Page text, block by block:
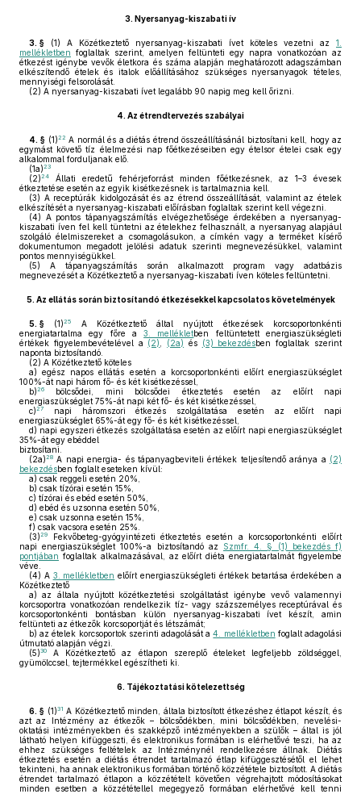
3. Nyersanyag-kiszabati ív
3. § (1) A Közétkeztető nyersanyag-kiszabati ívet köteles vezetni az 1.
mellékletben foglaltak szerint, amelyen feltünteti egy napra vonatkozóan az
étkezést igénybe vevők életkora és száma alapján meghatározott adagszámban
elkészítendő ételek és italok előállításához szükséges nyersanyagok tételes,
mennyiségi felsorolását.
(2) A nyersanyag-kiszabati ívet legalább 90 napig meg kell őrizni.
4. Az étrendtervezés szabályai
4. § (1)22 A normál és a diétás étrend összeállításánál biztosítani kell, hogy az
egymást követő tíz élelmezési nap főétkezéseiben egy ételsor ételei csak egy
alkalommal forduljanak elő.
(1a)23
(2)24
Állati eredetű fehérjeforrást minden főétkezésnek, az 1–3 évesek
étkeztetése esetén az egyik kisétkezésnek is tartalmaznia kell.
(3) A receptúrák kidolgozását és az étrend összeállítását, valamint az ételek
elkészítését a nyersanyag-kiszabati előírásban foglaltak szerint kell végezni.
(4) A pontos tápanyagszámítás elvégezhetősége érdekében a nyersanyag-
kiszabati íven fel kell tüntetni az ételekhez felhasznált, a nyersanyag alapjául
szolgáló élelmiszereket a csomagolásukon, a címkén vagy a terméket kísérő
dokumentumon megadott jelölési adatuk szerinti megnevezésükkel, valamint
pontos mennyiségükkel.
(5) A tápanyagszámítás során alkalmazott program vagy adatbázis
megnevezését a Közétkeztető a nyersanyag-kiszabati íven köteles feltüntetni.
5. Az ellátás során biztosítandó étkezésekkel kapcsolatos követelmények
5. § (1)25
A Közétkeztető által nyújtott étkezések korcsoportonkénti
energiatartalma egy főre a3. mellékletben feltüntetett energiaszükségleti
értékek figyelembevételével a (2) (2a) és (3) bekezdésben foglaltak szerint
naponta biztosítandó.
(2) A Közétkeztető köteles
a) egész napos ellátás esetén a korcsoportonkénti előírt energiaszükséglet
100%-át napi három fő- és két kisétkezéssel,
b)26
bölcsődei, mini bölcsődei étkeztetés esetén az előírt napi
energiaszükséglet 75%-át napi két fő- és két kisétkezéssel,
c)27
napi háromszori étkezés szolgáltatása esetén az előírt napi
energiaszükséglet 65%-át egy fő- és két kisétkezéssel,
d) napi egyszeri étkezés szolgáltatása esetén az előírt napi energiaszükséglet
35%-át egy ebéddel
biztosítani.
(2a)28 A napi energia- és tápanyagbeviteli értékek teljesítendő aránya a (2)
bekezdésben foglalt eseteken kívül:
a) csak reggeli esetén 20%,
b) csak tízórai esetén 15%,
c) tízórai és ebéd esetén 50%,
d) ebéd és uzsonna esetén 50%,
e) csak uzsonna esetén 15%,
f) csak vacsora esetén 25%.
(3)29
Fekvőbeteg-gyógyintézeti étkeztetés esetén a korcsoportonkénti előírt
napi energiaszükséglet 100%-a biztosítandó az Szmfr. 4. § (1) bekezdés f)
pontjában foglaltak alkalmazásával, az előírt diéta energiatartalmát figyelembe
véve.
(4) A 3. mellékletben előírt energiaszükségleti értékek betartása érdekében a
Közétkeztető
a) az általa nyújtott közétkeztetési szolgáltatást igénybe vevő valamennyi
korcsoportra vonatkozóan rendelkezik tíz- vagy százszemélyes receptúrával és
korcsoportonkénti bontásban külön nyersanyag-kiszabati ívet készít, amin
feltünteti az étkezők korcsoportját és létszámát;
b) az ételek korcsoportok szerinti adagolását a4. mellékletben foglalt adagolási
útmutató alapján végzi.
(5)30
A Közétkeztető az étlapon szereplő ételeket legfeljebb zöldséggel,
gyümölccsel, tejtermékkel egészítheti ki.
6. Tájékoztatási kötelezettség
6. § (1)31 A Közétkeztető minden, általa biztosított étkezéshez étlapot készít, és
azt az Intézmény az étkezők – bölcsődékben, mini bölcsődékben, nevelési-
oktatási intézményekben és szakképző intézményekben a szülők – által is jól
látható helyen kifüggeszti, és elektronikus formában is elérhetővé teszi, ha az
ehhez szükséges feltételek az Intézménynél rendelkezésre állnak. Diétás
étkeztetés esetén a diétás étrendet tartalmazó étlap kifüggesztésétől el lehet
tekinteni, ha annak elektronikus formában történő közzététele biztosított. A diétás
étrendet tartalmazó étlapon a közzétételt követően végrehajtott módosításokat
minden esetben a közzététellel megegyező formában elérhetővé kell tenni